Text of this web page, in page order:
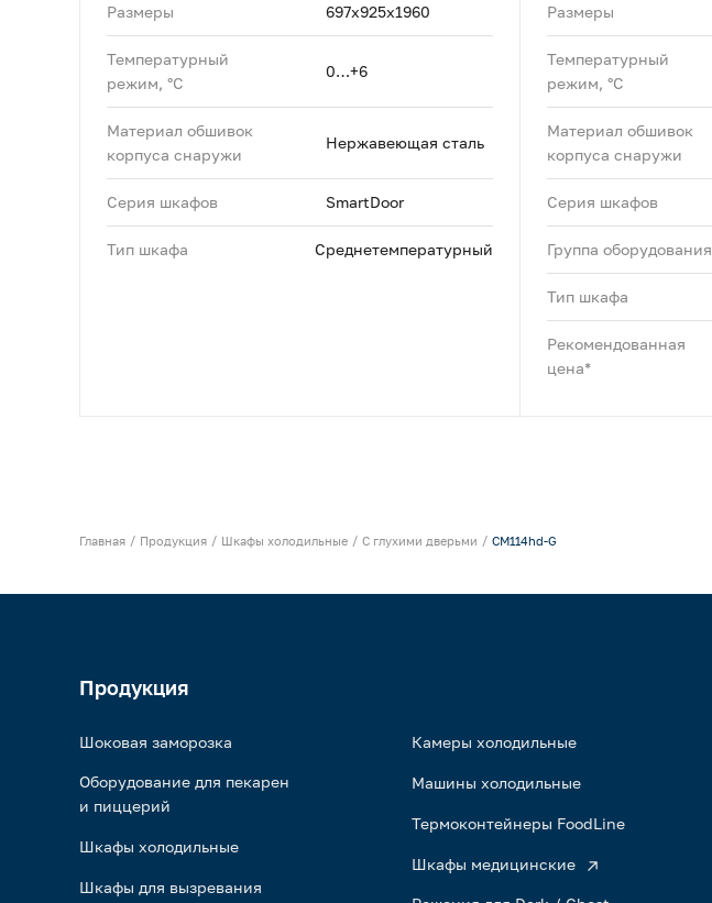
Размеры 697х925х1960
Температурный
режим, °C
0…+6
Материал обшивок
корпуса снаружи
Нержавеющая сталь
Серия шкафов SmartDoor
Тип шкафа Среднетемпературный
Размеры
Температурный
режим, °C
Материал обшивок
корпуса снаружи
Серия шкафов
Группа оборудования
Тип шкафа
Рекомендованная
цена*
Главная Продукция Шкафы холодильные С глухими дверьми CM114hd-G
Продукция
Шоковая заморозка
Оборудование для пекарен
и пиццерий
Шкафы холодильные
Шкафы для вызревания
Камеры холодильные
Машины холодильные
Термоконтейнеры FoodLine
Шкафы медицинские